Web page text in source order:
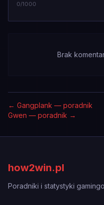
0/1000
Brak
← Gangplank — poradnik
Gwen — poradnik →
how2win.pl
Poradniki i statystyki